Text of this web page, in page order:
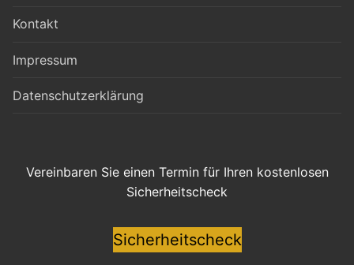
Kontakt
Impressum
Datenschutzerklärung
Vereinbaren Sie einen Termin für Ihren kostenlosen
Sicherheitscheck
Sicherheitscheck